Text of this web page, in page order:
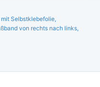
Selbstklebefolie,
von rechts nach links,